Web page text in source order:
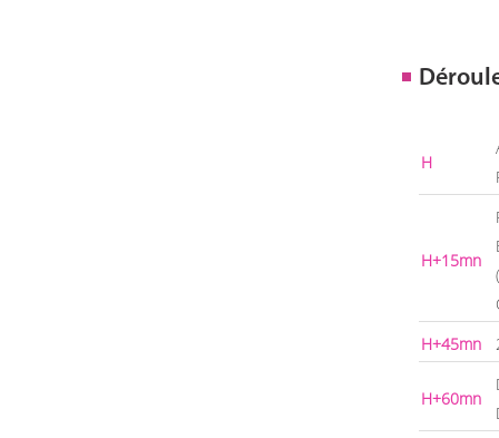
H
H+15mn
H+45mn
H+60mn